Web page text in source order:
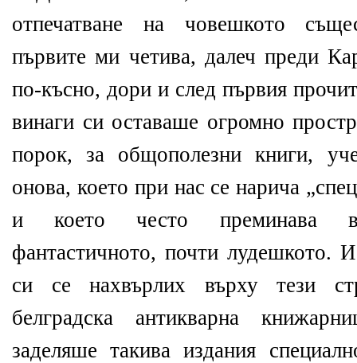
отпечатване на човешкото
първите ми четива, далеч преди
по-късно, дори и след първия
винаги си оставаше огромно
порок, за общополезни книги,
онова, което при нас се нарича
и което често преминава в
фантастичното, почти лудешкото.
си се нахвърлих върху тези
белградска антикварна
заделяше такива издания